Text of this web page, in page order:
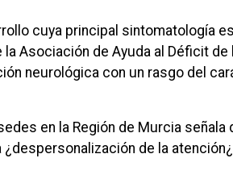
cuya principal sintomatología
Asociación de Ayuda al Déficit
neurológica con un rasgo del
en la Región de Murcia
de la